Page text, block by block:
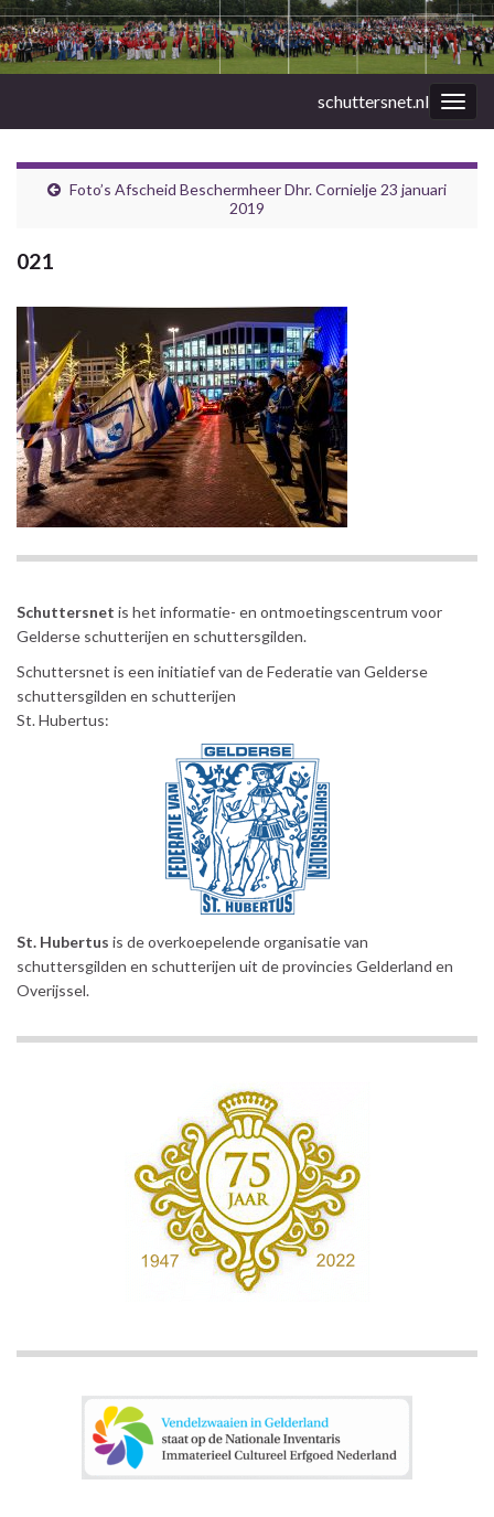
schuttersnet.nl
Foto’s Afscheid Beschermheer Dhr. Cornielje 23 januari
2019
021
Schuttersnet is het informatie- en ontmoetingscentrum voor
Gelderse schutterijen en schuttersgilden.
Schuttersnet is een initiatief van de Federatie van Gelderse
schuttersgilden en schutterijen
St. Hubertus:
St. Hubertus is de overkoepelende organisatie van
schuttersgilden en schutterijen uit de provincies Gelderland en
Overijssel.